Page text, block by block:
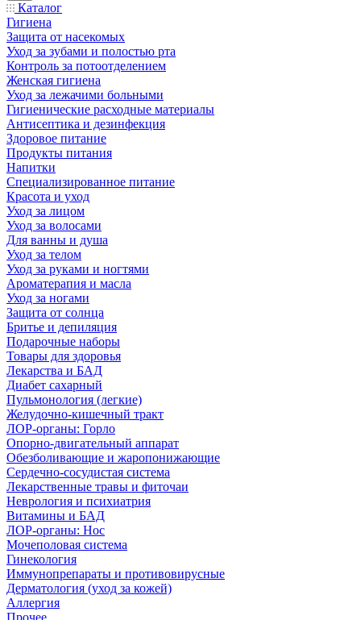
Каталог
Гигиена
Защита от насекомых
Уход за зубами и полостью рта
Контроль за потоотделением
Женская гигиена
Уход за лежачими больными
Гигиенические расходные материалы
Антисептика и дезинфекция
Здоровое питание
Продукты питания
Напитки
Специализированное питание
Красота и уход
Уход за лицом
Уход за волосами
Для ванны и душа
Уход за телом
Уход за руками и ногтями
Ароматерапия и масла
Уход за ногами
Защита от солнца
Бритье и депиляция
Подарочные наборы
Товары для здоровья
Лекарства и БАД
Диабет сахарный
Пульмонология (легкие)
Желудочно-кишечный тракт
ЛОР-органы: Горло
Опорно-двигательный аппарат
Обезболивающие и жаропонижающие
Сердечно-сосудистая система
Лекарственные травы и фиточаи
Неврология и психиатрия
Витамины и БАД
ЛОР-органы: Нос
Мочеполовая система
Гинекология
Иммунопрепараты и противовирусные
Дерматология (уход за кожей)
Аллергия
Прочее